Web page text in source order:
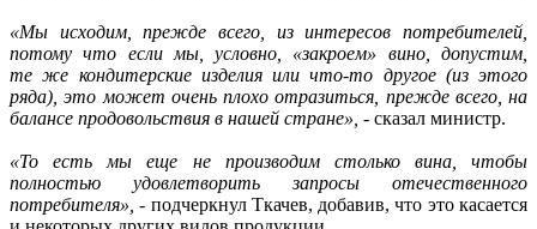
«Мы исходим, прежде всего, из интересов потребителей,
потому что если мы, условно, «закроем» вино, допустим,
те же кондитерские изделия или что-то другое (из этого
ряда), это может очень плохо отразиться, прежде всего, на
балансе продовольствия в нашей стране», - сказал министр.
«То есть мы еще не производим столько вина, чтобы
полностью удовлетворить запросы отечественного
потребителя»,- подчеркнул Ткачев, добавив, что это касается